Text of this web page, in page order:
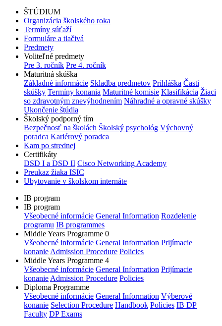
ŠTÚDIUM
Organizácia školského roka
Termíny súťaží
Formuláre a tlačivá
Predmety
Voliteľné predmety
Pre 3. ročník Pre 4. ročník
Maturitná skúška
Základné informácie Skladba predmetov Prihláška Časti
skúšky Termíny konania Maturitné komisie Klasifikácia Žiaci
so zdravotným znevýhodnením Náhradné a opravné skúšky
Ukončenie štúdia
Školský podporný tím
Bezpečnosť na školách Školský psychológ Výchovný
poradca Kariérový poradca
Kam po strednej
Certifikáty
DSD I a DSD II Cisco Networking Academy
Preukaz žiaka ISIC
Ubytovanie v školskom internáte
IB program
IB program
Všeobecné informácie General Information Rozdelenie
programu IB programmes
Middle Years Programme 0
Všeobecné informácie General Information Prijímacie
konanie Admission Procedure Policies
Middle Years Programme 4
Všeobecné informácie General Information Prijímacie
konanie Admission Procedure Policies
Diploma Programme
Všeobecné informácie General Information Výberové
konanie Selection Procedure Handbook Policies IB DP
Faculty DP Exams